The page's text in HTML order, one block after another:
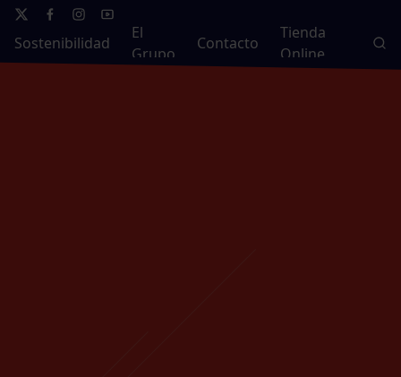
Sostenibilidad
El
Grupo
Contacto
Tienda
Online